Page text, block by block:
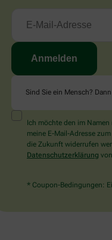
Sind Sie ein Mensch?
Ich möchte den im
meine E-Mail-Adresse
die Zukunft widerrufen
Datenschutzerklärung
* Coupon-Bedingungen: